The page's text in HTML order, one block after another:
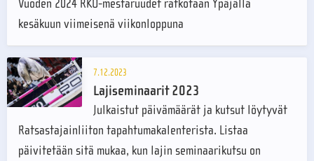
Vuoden 2024 RKO-mestaruudet ratkotaan Ypäjällä
kesäkuun viimeisenä viikonloppuna
7.12.2023
Lajiseminaarit 2023
Julkaistut päivämäärät ja kutsut löytyvät
Ratsastajainliiton tapahtumakalenterista. Listaa
päivitetään sitä mukaa, kun lajin seminaarikutsu on